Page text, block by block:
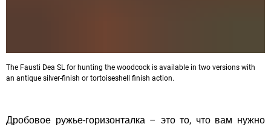
The Fausti Dea SL for hunting the woodcock is available in two versions with
an antique silver-finish or tortoiseshell finish action.
Дробовое ружье-горизонталка – это то, что вам нужно